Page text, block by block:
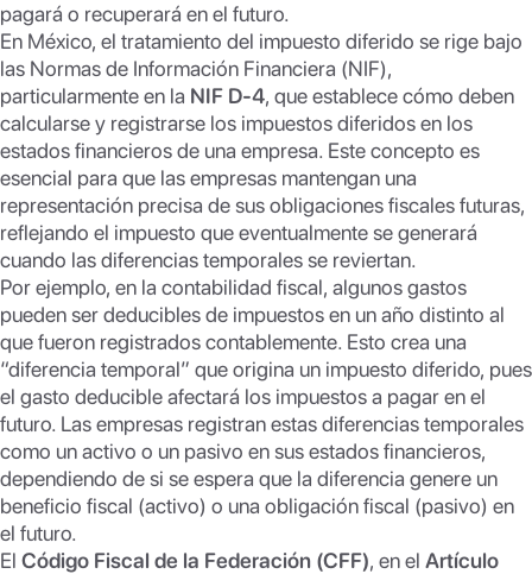
pagará o recuperará en el futuro.
En México, el tratamiento del impuesto diferido se rige bajo
las Normas de Información Financiera (NIF),
particularmente en la NIF D-4, que establece cómo deben
calcularse y registrarse los impuestos diferidos en los
estados financieros de una empresa. Este concepto es
esencial para que las empresas mantengan una
representación precisa de sus obligaciones fiscales futuras,
reflejando el impuesto que eventualmente se generará
cuando las diferencias temporales se reviertan.
Por ejemplo, en la contabilidad fiscal, algunos gastos
pueden ser deducibles de impuestos en un año distinto al
que fueron registrados contablemente. Esto crea una
“diferencia temporal” que origina un impuesto diferido, pues
el gasto deducible afectará los impuestos a pagar en el
futuro. Las empresas registran estas diferencias temporales
como un activo o un pasivo en sus estados financieros,
dependiendo de si se espera que la diferencia genere un
beneficio fiscal (activo) o una obligación fiscal (pasivo) en
el futuro.
El Código Fiscal de la Federación (CFF), en el Artículo